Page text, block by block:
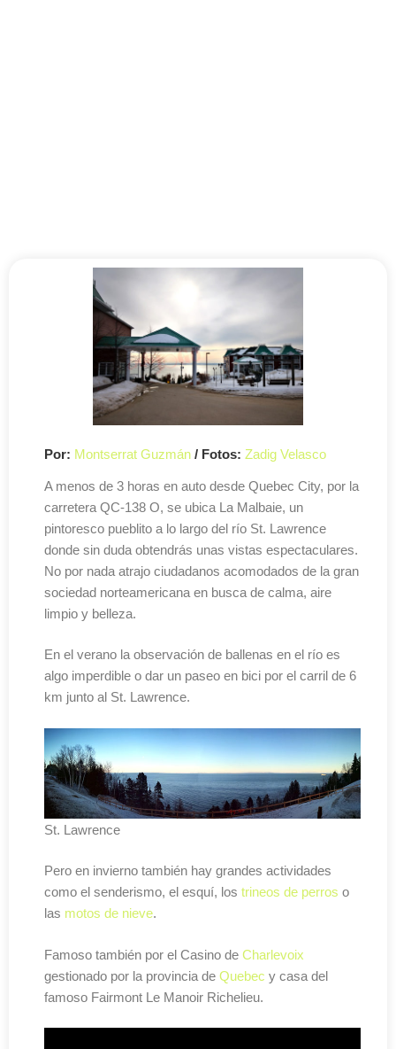
Por: Montserrat Guzmán / Fotos: Zadig Velasco
A menos de 3 horas en auto desde Quebec City, por la
carretera QC-138 O, se ubica La Malbaie, un
pintoresco pueblito a lo largo del río St. Lawrence
donde sin duda obtendrás unas vistas espectaculares.
No por nada atrajo ciudadanos acomodados de la gran
sociedad norteamericana en busca de calma, aire
limpio y belleza.
En el verano la observación de ballenas en el río es
algo imperdible o dar un paseo en bici por el carril de 6
km junto al St. Lawrence.
St. Lawrence
Pero en invierno también hay grandes actividades
como el senderismo, el esquí, los trineos de perros o
las motos de nieve.
Famoso también por el Casino de Charlevoix
gestionado por la provincia de Quebec y casa del
famoso Fairmont Le Manoir Richelieu.